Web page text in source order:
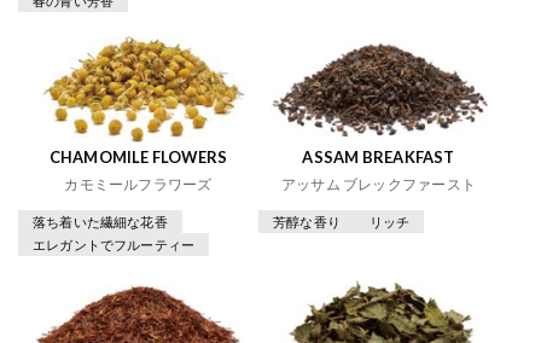
CHAMOMILE FLOWERS
カモミールフラワーズ
落ち着いた繊細な花香
エレガントでフルーティー
ASSAM BREAKFAST
アッサム ブレックファースト
芳醇な香り リッチ